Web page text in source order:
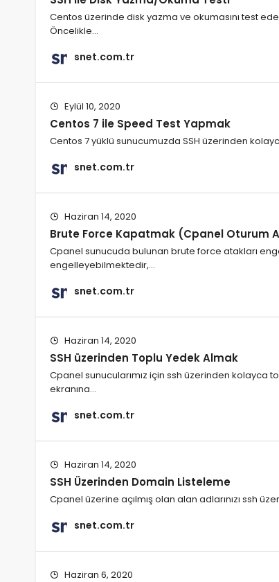
Centos üzerinde disk yazma ve okumasını test
Öncelikle…
snet.com.tr
Eylül 10, 2020
Centos 7 ile Speed Test Yapmak
Centos 7 yüklü sunucumuzda SSH üzerinden
snet.com.tr
Haziran 14, 2020
Brute Force Kapatmak (Cpanel Oturum
Cpanel sunucuda bulunan brute force atakları
engelleyebilmektedir,…
snet.com.tr
Haziran 14, 2020
SSH üzerinden Toplu Yedek Almak
Cpanel sunucularımız için ssh üzerinden kolayca
ekranına…
snet.com.tr
Haziran 14, 2020
SSH Üzerinden Domain Listeleme
Cpanel üzerine açılmış olan alan adlarınızı ssh
snet.com.tr
Haziran 6, 2020